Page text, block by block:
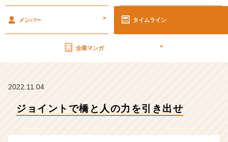
き
式
会
テ
ッ
工
メンバー > タイムライン
企業マンガ >
2022.11.04
ジョイントで橋と人の力を引き出せ